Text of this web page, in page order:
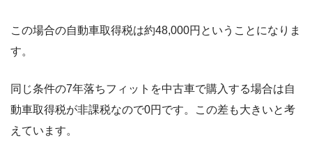
この場合の自動車取得税は約48,000円ということになりま
す。
同じ条件の7年落ちフィットを中古車で購入する場合は自
動車取得税が非課税なので0円です。この差も大きいと考
えています。